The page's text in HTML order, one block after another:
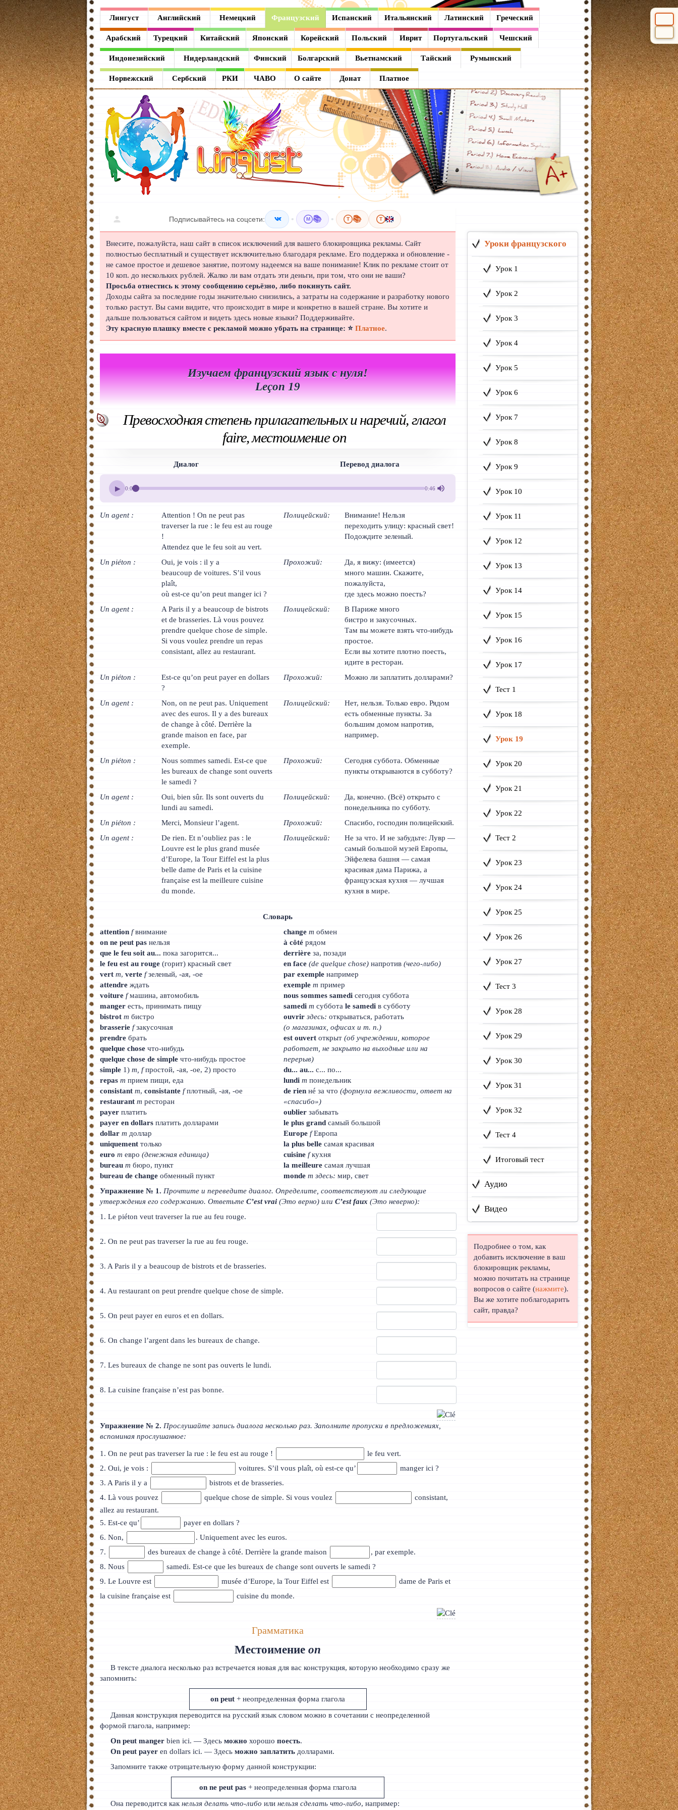
Лингуст Английский Немецкий Французский Испанский Итальянский Латинский Греческий
Арабский Турецкий Китайский Японский Корейский Польский Иврит Португальский Чешский
Индонезийский Нидерландский Финский Болгарский Вьетнамский Тайский Румынский
Норвежский Сербский РКИ ЧАВО О сайте Донат Платное
Подписывайтесь на соцсети: • M 📚 • T 📚 T
Внесите, пожалуйста, наш сайт в список исключений для вашего блокировщика рекламы. Сайт
полностью бесплатный и существует исключительно благодаря рекламе. Его поддержка и обновление -
не самое простое и дешевое занятие, поэтому надеемся на ваше понимание! Клик по рекламе стоит от
10 коп. до нескольких рублей. Жалко ли вам отдать эти деньги, при том, что они не ваши?
Просьба отнестись к этому сообщению серьёзно, либо покинуть сайт.
Доходы сайта за последние годы значительно снизились, а затраты на содержание и разработку нового
только растут. Вы сами видите, что происходит в мире и конкретно в вашей стране. Вы хотите и
дальше пользоваться сайтом и видеть здесь новые языки? Поддерживайте.
Эту красную плашку вместе с рекламой можно убрать на странице: ⭐Платное.
Изучаем французский язык с нуля!
Leçon 19
Превосходная степень прилагательных и наречий, глагол
faire, местоимение on
Диалог Перевод диалога
▶ 0:00 0:46
Un agent :
Attention ! On ne peut pas
traverser la rue : le feu est au rouge
!
Attendez que le feu soit au vert.
Полицейский:
Внимание! Нельзя
переходить улицу: красный свет!
Подождите зеленый.
Un piéton :
Oui, je vois : il y a
beaucoup de voitures. S’il vous
plaît,
où est-ce qu’on peut manger ici ?
Прохожий:
Да, я вижу: (имеется)
много машин. Скажите,
пожалуйста,
где здесь можно поесть?
Un agent :
A Paris il y a beaucoup de bistrots
et de brasseries. Là vous pouvez
prendre quelque chose de simple.
Si vous voulez prendre un repas
consistant, allez au restaurant.
Полицейский:
В Париже много
бистро и закусочных.
Там вы можете взять что-нибудь
простое.
Если вы хотите плотно поесть,
идите в ресторан.
Un piéton :
Est-ce qu’on peut payer en dollars
?
Прохожий: Можно ли заплатить долларами?
Un agent :
Non, on ne peut pas. Uniquement
avec des euros. Il y a des bureaux
de change à côté. Derrière la
grande maison en face, par
exemple.
Полицейский:
Нет, нельзя. Только евро. Рядом
есть обменные пункты. За
большим домом напротив,
например.
Un piéton :
Nous sommes samedi. Est-ce que
les bureaux de change sont ouverts
le samedi ?
Прохожий:
Сегодня суббота. Обменные
пункты открываются в субботу?
Un agent :
Oui, bien sûr. Ils sont ouverts du
lundi au samedi.
Полицейский:
Да, конечно. (Всё) открыто с
понедельника по субботу.
Un piéton :
Merci, Monsieur l’agent. Прохожий:
Спасибо, господин полицейский.
Un agent :
De rien. Et n’oubliez pas : le
Louvre est le plus grand musée
d’Europe, la Tour Eiffel est la plus
belle dame de Paris et la cuisine
française est la meilleure cuisine
du monde.
Полицейский:
Не за что. И не забудьте: Лувр —
самый большой музей Европы,
Эйфелева башня — самая
красивая дама Парижа, а
французская кухня — лучшая
кухня в мире.
Словарь
attention fвнимание
on ne peut pas нельзя
que le feu soit au... пока загорится...
le feu est au rouge (горит) красный свет
vert m,verte fзеленый, -ая, -oe
attendre ждать
voiture fмашина, автомобиль
manger есть, принимать пищу
bistrot m бистро
brasserie fзакусочная
prendre брать
quelque chose что-нибудь
quelque chose de simple что-нибудь простое
simple 1)m, fпростой, -ая, -oe, 2) просто
repas m прием пищи, еда
consistant m,consistante fплотный, -ая, -oe
restaurant m ресторан
payer платить
payer en dollars платить долларами
dollar m доллар
uniquement только
euro m евро(денежная единица)
bureau m бюро, пункт
bureau de change обменный пункт
change m обмен
à côté рядом
derrière за, позади
en face (de quelque chose) напротив (чего-либо)
par exemple например
exemple m пример
nous sommes samedi сегодня суббота
samedi m суббота le samedi в субботу
ouvrir здесь: открываться, работать
(о магазинах, офисах и т. п.)
est ouvert открыт (об учреждении, которое
работает, не закрыто на выходные или на
перерыв)
du... au... с... по...
lundi m понедельник
de rien нé за что (формула вежливости, ответ на
«спасибо»)
oublier забывать
le plus grand самый большой
Europe fЕвропа
la plus belle самая красивая
cuisine fкухня
la meilleure самая лучшая
monde m здесь: мир, свет
Упражнение № 1. Прочтите и переведите диалог. Определите, соответствуют ли следующие
утверждения его содержанию. ОтветьтеC’est vrai (Это верно) илиC’est faux (Это неверно):
1. Le piéton veut traverser la rue au feu rouge.
2. On ne peut pas traverser la rue au feu rouge.
3. A Paris il y a beaucoup de bistrots et de brasseries.
4. Au restaurant on peut prendre quelque chose de simple.
5. On peut payer en euros et en dollars.
6. On change l’argent dans les bureaux de change.
7. Les bureaux de change ne sont pas ouverts le lundi.
8. La cuisine française n’est pas bonne.
Упражнение № 2. Прослушайте запись диалога несколько раз. Заполните пропуски в предложениях,
вспоминая прослушанное:
1. On ne peut pas traverser la rue : le feu est au rouge !
le feu vert.
2. Oui, je vois :
voitures. S’il vous plaît, où est-ce qu’
manger ici ?
3. A Paris il y a
bistrots et de brasseries.
4. Là vous pouvez
quelque chose de simple. Si vous voulez
consistant,
allez au restaurant.
5. Est-ce qu’
payer en dollars ?
6. Non,
. Uniquement avec les euros.
7.
des bureaux de change à côté. Derrière la grande maison
, par exemple.
8. Nous
samedi. Est-ce que les bureaux de change sont ouverts le samedi ?
9. Le Louvre est
musée d’Europe, la Tour Eiffel est
dame de Paris et
la cuisine française est
cuisine du monde.
Грамматика
Местоимениеon
В тексте диалога несколько раз встречается новая для вас конструкция, которую необходимо сразу же
запомнить:
on peut + неопределенная форма глагола
Данная конструкция переводится на русский язык словом можно в сочетании с неопределенной
формой глагола, например:
On peut manger bien ici. — Здесьможно хорошопоесть.
On peut payer en dollars ici. — Здесьможно заплатить долларами.
Запомните также отрицательную форму данной конструкции:
on ne peut pas+ неопределенная форма глагола
Она переводится какнельзя делать что-либо илинельзя сделать что-либо, например:
Уроки французского
Урок 1
Урок 2
Урок 3
Урок 4
Урок 5
Урок 6
Урок 7
Урок 8
Урок 9
Урок 10
Урок 11
Урок 12
Урок 13
Урок 14
Урок 15
Урок 16
Урок 17
Тест 1
Урок 18
Урок 19
Урок 20
Урок 21
Урок 22
Тест 2
Урок 23
Урок 24
Урок 25
Урок 26
Урок 27
Тест 3
Урок 28
Урок 29
Урок 30
Урок 31
Урок 32
Тест 4
Итоговый тест
Аудио
Видео
Подробнее о том, как
добавить исключение в ваш
блокировщик рекламы,
можно почитать на странице
вопросов о сайте (нажмите).
Вы же хотите поблагодарить
сайт, правда?
Лингуст
Английский
Немецкий
Французский
Испанский
Итальянский
Латинский
Греческий
Арабский
Турецкий
Китайский
Японский
Корейский
Польский
Иврит
Португальский
Чешский
Индонезийский
Нидерландский
Финский
Болгарский
Вьетнамский
Тайский
Румынский
Норвежский
Сербский
РКИ
ЧАВО
О сайте
Донат
Платное